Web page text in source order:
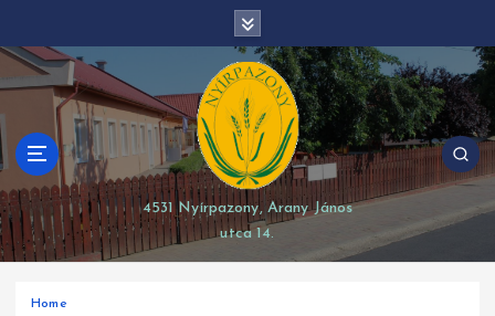
p
t
o
c
o
n
t
e
4531 Nyírpazony, Arany János
utca 14.
Home
modal-check